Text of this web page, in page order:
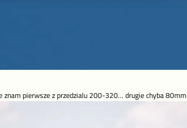
pierwsze z przedzialu 200-320... drugie chyba 80mm